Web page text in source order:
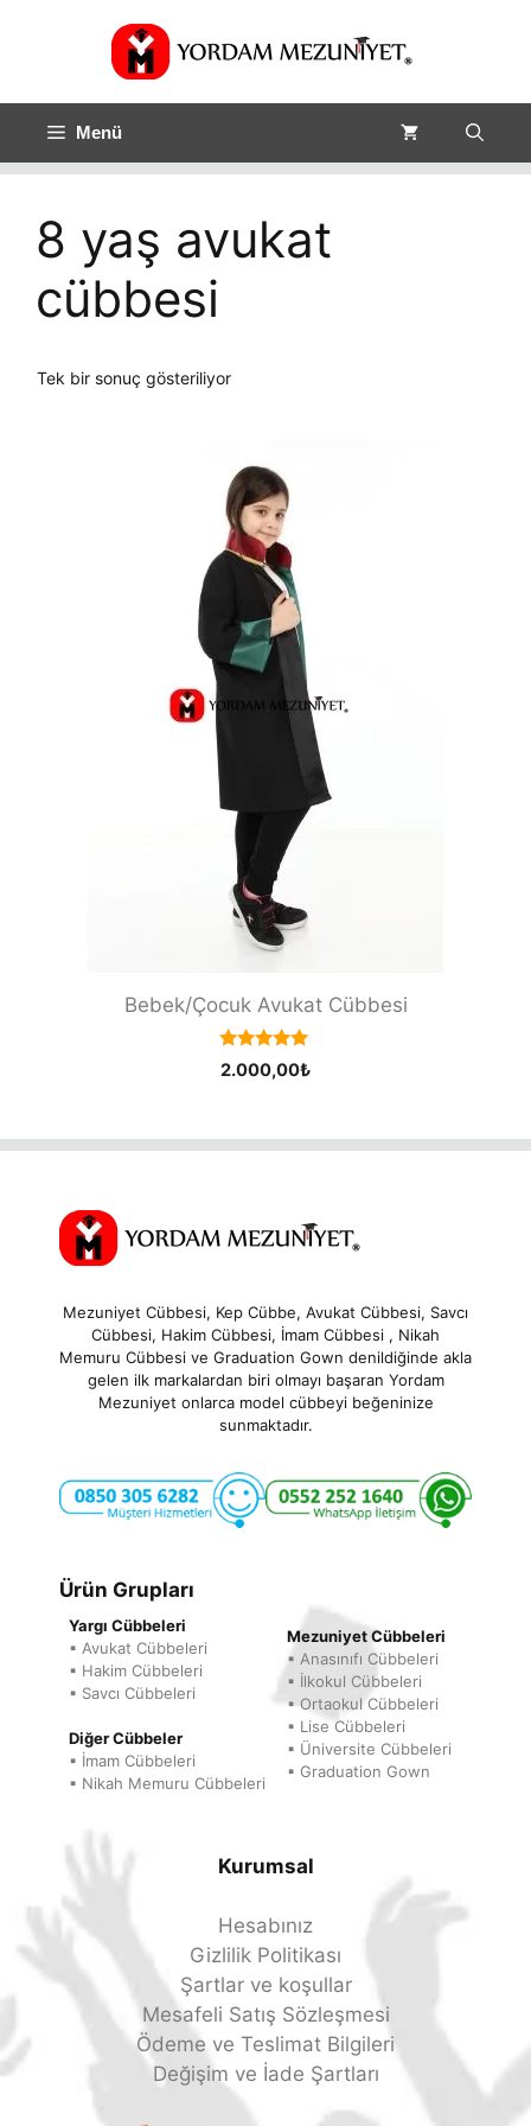
Menü
8 yaş avukat
cübbesi
Tek bir sonuç gösteriliyor
Bebek/Çocuk Avukat Cübbesi
5.00
out of 5
2.000,00₺
Mezuniyet Cübbesi, Kep Cübbe, Avukat Cübbesi, Savcı
Cübbesi, Hakim Cübbesi, İmam Cübbesi , Nikah
Memuru Cübbesi ve Graduation Gown denildiğinde akla
gelen ilk markalardan biri olmayı başaran Yordam
Mezuniyet onlarca model cübbeyi beğeninize
sunmaktadır.
Ürün Grupları
Yargı Cübbeleri
▪ Avukat Cübbeleri
▪ Hakim Cübbeleri
▪ Savcı Cübbeleri
Diğer Cübbeler
▪ İmam Cübbeleri
▪ Nikah Memuru Cübbeleri
Mezuniyet Cübbeleri
▪ Anasınıfı Cübbeleri
▪ İlkokul Cübbeleri
▪ Ortaokul Cübbeleri
▪ Lise Cübbeleri
▪ Üniversite Cübbeleri
▪ Graduation Gown
Kurumsal
Hesabınız
Gizlilik Politikası
Şartlar ve koşullar
Mesafeli Satış Sözleşmesi
Ödeme ve Teslimat Bilgileri
Değişim ve İade Şartları